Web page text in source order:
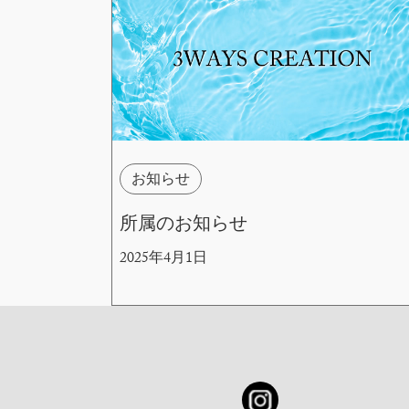
お知らせ
所属のお知らせ
2025年4月1日